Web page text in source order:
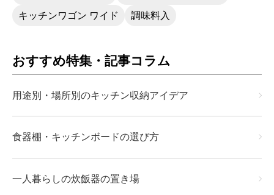
キッチンワゴン ワイド 調味料入
おすすめ特集・記事コラム
用途別・場所別のキッチン収納アイデア
食器棚・キッチンボードの選び方
一人暮らしの炊飯器の置き場